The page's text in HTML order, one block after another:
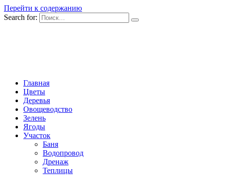
Перейти к содержанию
Search for:
Главная
Цветы
Деревья
Овощеводство
Зелень
Ягоды
Участок
Баня
Водопровод
Дренаж
Теплицы